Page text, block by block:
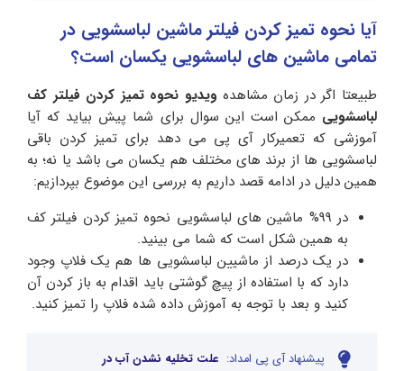
آیا نحوه تمیز کردن فیلتر ماشین لباسشویی در
تمامی ماشین های لباسشویی یکسان است؟
طبیعتا اگر در زمان مشاهده ویدیو نحوه تمیز کردن فیلتر کف
لباسشویی ممکن است این سوال برای شما پیش بیاید که آیا
آموزشی که تعمیرکار آی پی می دهد برای تمیز کردن باقی
لباسشویی ها از برند های مختلف هم یکسان می باشد یا نه؛ به
همین دلیل در ادامه قصد داریم به بررسی این موضوع بپردازیم:
در 99% ماشین های لباسشویی نحوه تمیز کردن فیلتر کف
به همین شکل است که شما می بینید.
در یک درصد از ماشیین لباسشویی ها هم یک فلاپ وجود
دارد که با استفاده از پیچ گوشتی باید اقدام به باز کردن آن
کنید و بعد با توجه به آموزش داده شده فلاپ را تمیز کنید.
پیشنهاد آی پی امداد: علت تخلیه نشدن آب در